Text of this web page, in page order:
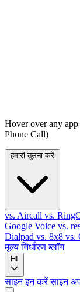
Hover over any
Phone Call)
vs. Aircall vs.
Google Voice vs.
Dialpad vs. 8x8 vs.
मूल्य निर्धारणब्लॉग
HI
साइन इन करेंसाइन